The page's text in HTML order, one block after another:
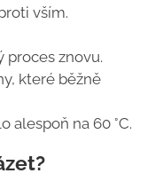
vším.
proces znovu.
které běžně
alespoň na 60 °C.